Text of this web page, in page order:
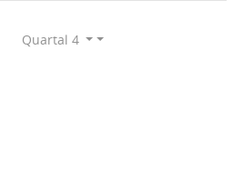
Quartal 4